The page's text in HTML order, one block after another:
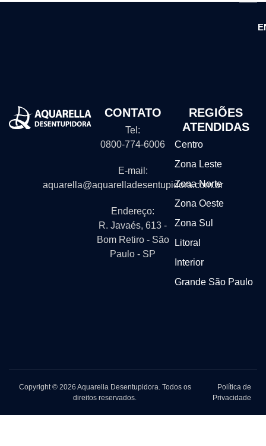
CONTATO
Tel:
0800-774-6006
E-mail:
aquarella@aquarelladesentupidora.com.br
Endereço:
R. Javaés, 613 -
Bom Retiro - São
Paulo - SP
REGIÕES
ATENDIDAS
Centro
Zona Leste
Zona Norte
Zona Oeste
Zona Sul
Litoral
Interior
Grande São Paulo
Copyright © 2026 Aquarella Desentupidora. Todos os
direitos reservados.
Política de
Privacidade